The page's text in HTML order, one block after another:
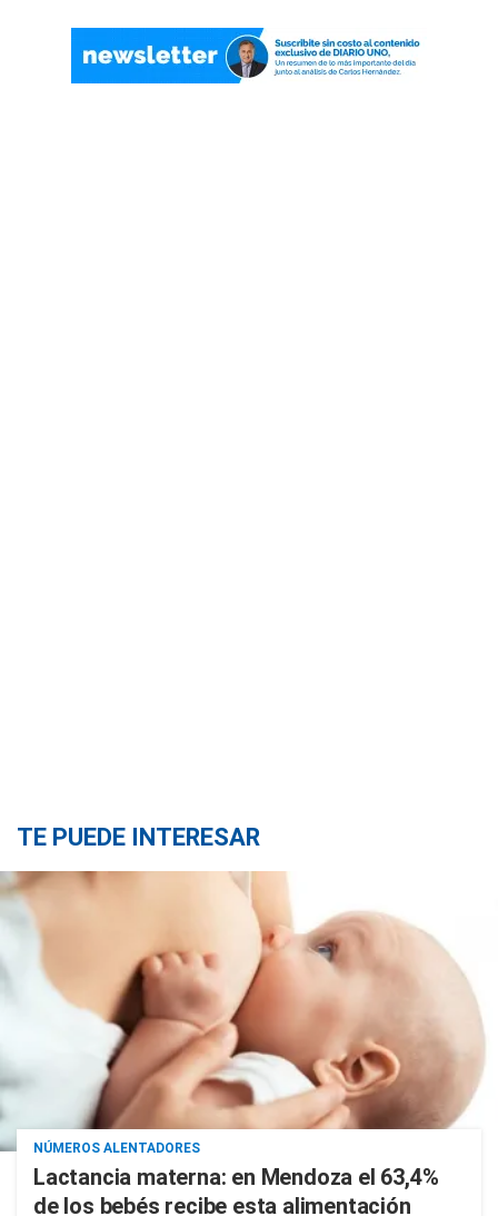
TE PUEDE INTERESAR
NÚMEROS ALENTADORES
Lactancia materna: en Mendoza el 63,4%
de los bebés recibe esta alimentación